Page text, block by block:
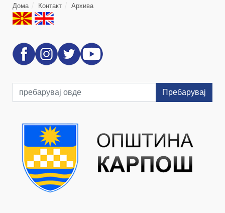
Дома Контакт Архива
Пребарувај